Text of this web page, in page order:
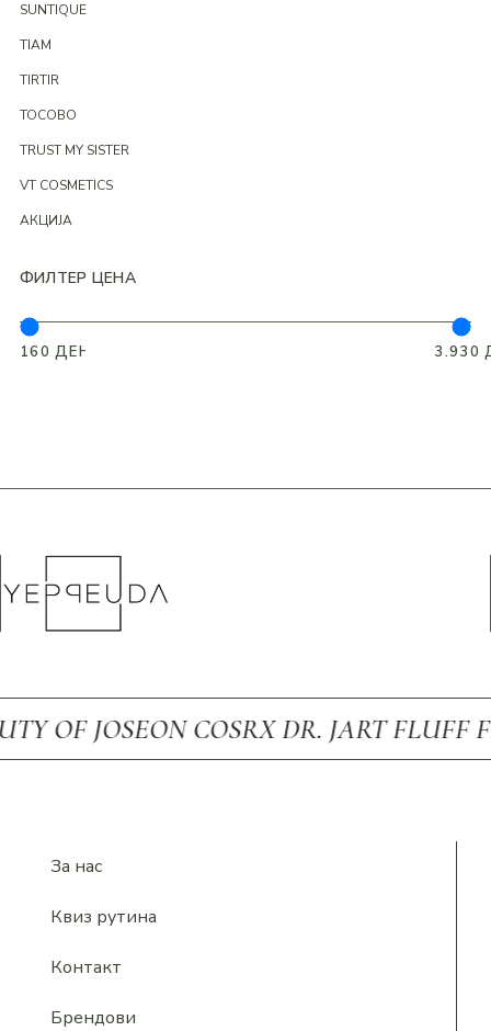
SUNTIQUE
TIAM
TIRTIR
TOCOBO
TRUST MY SISTER
VT COSMETICS
АКЦИЈА
ФИЛТЕР ЦЕНА
COSRX DR. JART FLUFF
За нас
Квиз рутина
Контакт
Брендови